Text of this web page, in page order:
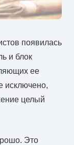
появилась
и блок
ее
исключено,
целый
Это